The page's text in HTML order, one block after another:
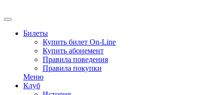
Билеты
Купить билет On-Line
Купить абонемент
Правила поведения
Правила покупки
Меню
Клуб